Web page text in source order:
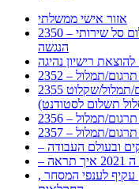
אזור אישי ממשלתי
2350 – מידע לסטודנט עם לקות שמיעה-נוהל תשלום סל שירותי
הנגשה
תרגום/תמלול
2355 דרישה לתשלום עבור מתן שירותי תרגום/תמלול/שקלוט
תשלום לסטודנט)
תרגום/תמלול
תרגום/תמלול
, התעשייה , פיצויי מס רכוש בגין נזק עקיף לענפי המסחר